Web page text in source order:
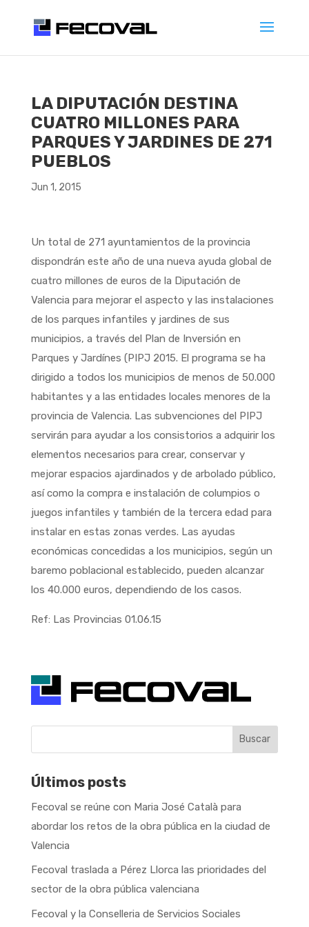
LA DIPUTACIÓN DESTINA
CUATRO MILLONES PARA
PARQUES Y JARDINES DE 271
PUEBLOS
Jun 1, 2015
Un total de 271 ayuntamientos de la provincia
dispondrán este año de una nueva ayuda global de
cuatro millones de euros de la Diputación de
Valencia para mejorar el aspecto y las instalaciones
de los parques infantiles y jardines de sus
municipios, a través del Plan de Inversión en
Parques y Jardínes (PIPJ 2015. El programa se ha
dirigido a todos los municipios de menos de 50.000
habitantes y a las entidades locales menores de la
provincia de Valencia. Las subvenciones del PIPJ
servirán para ayudar a los consistorios a adquirir los
elementos necesarios para crear, conservar y
mejorar espacios ajardinados y de arbolado público,
así como la compra e instalación de columpios o
juegos infantiles y también de la tercera edad para
instalar en estas zonas verdes. Las ayudas
económicas concedidas a los municipios, según un
baremo poblacional establecido, pueden alcanzar
los 40.000 euros, dependiendo de los casos.
Ref: Las Provincias 01.06.15
Buscar
Últimos posts
Fecoval se reúne con Maria José Català para
abordar los retos de la obra pública en la ciudad de
Valencia
Fecoval traslada a Pérez Llorca las prioridades del
sector de la obra pública valenciana
Fecoval y la Conselleria de Servicios Sociales